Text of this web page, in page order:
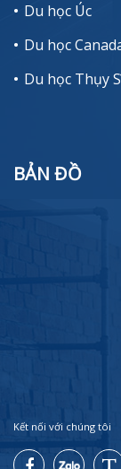
Du học Úc
Du học
Du học Thụy
BẢN ĐỒ
Kết nối với chúng tôi